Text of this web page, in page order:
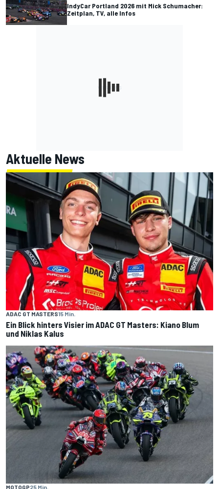
IndyCar Portland 2026 mit Mick Schumacher:
Zeitplan, TV, alle Infos
Aktuelle News
ADAC GT MASTERS15 Min.
Ein Blick hinters Visier im ADAC GT Masters: Kiano Blum
und Niklas Kalus
MOTOGP25 Min.